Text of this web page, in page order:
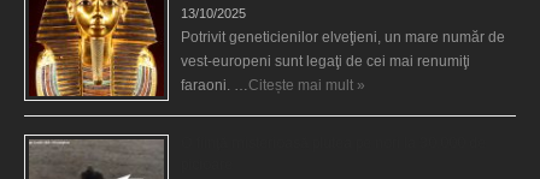
13/10/2025
Potrivit geneticienilor elveţieni, un mare număr de
vest-europeni sunt legaţi de cei mai renumiţi
faraoni. …Citește mai mult »